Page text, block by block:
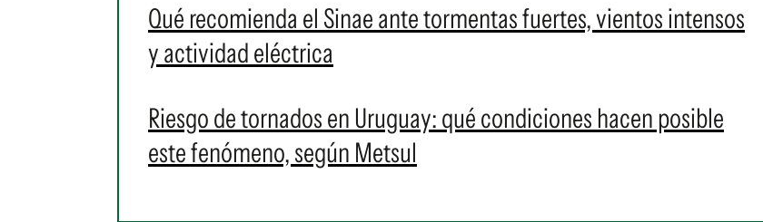
Qué recomienda el Sinae ante tormentas fuertes, vientos intensos
y actividad eléctrica
Riesgo de tornados en Uruguay: qué condiciones hacen posible
este fenómeno, según Metsul